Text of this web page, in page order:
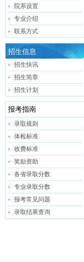
院系设置
专业介绍
联系方式
招生信息
招生快讯
招生简章
招生计划
报考指南
录取规则
体检标准
收费标准
奖励资助
各省录取分数
专业录取分数
报考常见问题
录取结果查询